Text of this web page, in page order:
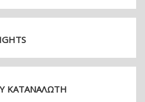
ΚΑΤΑΝΑΛΩΤΗ